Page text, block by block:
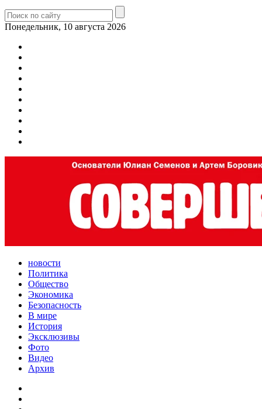
Понедельник, 10 августа 2026
новости
Политика
Общество
Экономика
Безопасность
В мире
История
Эксклюзивы
Фото
Видео
Архив